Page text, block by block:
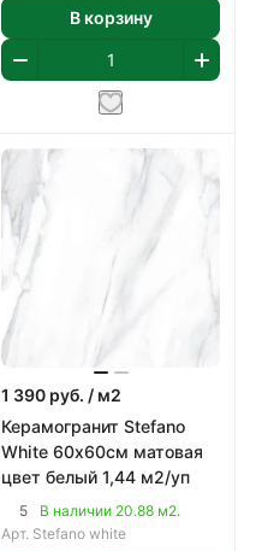
В корзину
1 390 руб. / м2
Керамогранит Stefano
White 60х60см матовая
цвет белый 1,44 м2/уп
5
В наличии 20.88 м2.
Арт. Stefano white